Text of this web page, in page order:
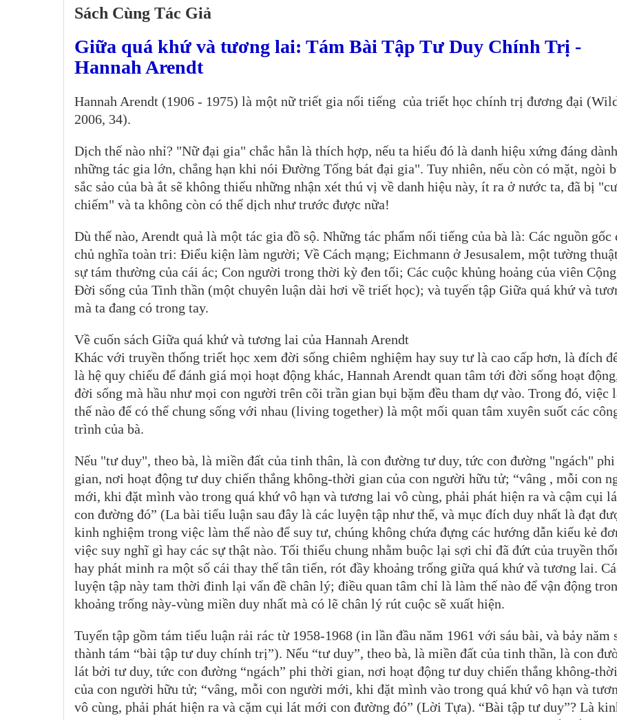
Sách Cùng Tác Giả
Giữa quá khứ và tương lai: Tám Bài Tập Tư Duy Chính Trị -
Hannah Arendt
Hannah Arendt (1906 - 1975) là một nữ triết gia nổi tiếng của triết học chính trị đương đại
2006, 34).
Dịch thế nào nhỉ? "Nữ đại gia" chắc hẳn là thích hợp, nếu ta hiểu đó là danh hiệu xứng đáng
những tác gia lớn, chẳng hạn khi nói Đường Tống bát đại gia". Tuy nhiên, nếu còn có mặt, ngòi
sắc sảo của bà ắt sẽ không thiếu những nhận xét thú vị về danh hiệu này, ít ra ở nước ta, đã bị
chiếm" và ta không còn có thể dịch như trước được nữa!
Dù thế nào, Arendt quả là một tác gia đồ sộ. Những tác phẩm nổi tiếng của bà là: Các nguồn gốc
chủ nghĩa toàn tri: Điểu kiện làm người; Về Cách mạng; Eichmann ở Jesusalem, một tường
sự tám thường của cái ác; Con người trong thời kỳ đen tối; Các cuộc khủng hoảng của viên
Đời sống của Tinh thần (một chuyên luận dài hơi về triết học); và tuyển tập Giữa quá khứ và
mà ta đang có trong tay.
Về cuốn sách Giữa quá khứ và tương lai của Hannah Arendt
Khác với truyền thống triết học xem đời sống chiêm nghiệm hay suy tư là cao cấp hơn, là đích
là hệ quy chiếu để đánh giá mọi hoạt động khác, Hannah Arendt quan tâm tới đời sống hoạt
đời sống mà hầu như mọi con người trên cõi trần gian bụi bặm đều tham dự vào. Trong đó, việc
thế nào để có thể chung sống với nhau (living together) là một mối quan tâm xuyên suốt các
trình của bà.
Nếu "tư duy", theo bà, là miền đất của tinh thân, là con đường tư duy, tức con đường "ngách"
gian, nơi hoạt động tư duy chiến thắng không-thời gian của con người hữu tử; “vâng , mỗi con
mới, khi đặt mình vào trong quá khứ vô hạn và tương lai vô cùng, phải phát hiện ra và cậm cụi
con đường đó” (La bài tiểu luận sau đây là các luyện tập như thế, và mục đích duy nhất là đạt
kinh nghiệm trong việc làm thế nào để suy tư, chúng không chứa đựng các hướng dẫn kiểu kẻ
việc suy nghĩ gì hay các sự thật nào. Tối thiểu chung nhằm buộc lại sợi chỉ đã đứt của truyền
hay phát minh ra một số cái thay thế tân tiến, rót đầy khoảng trống giữa quá khứ và tương lai.
luyện tập này tam thời đinh lại vấn đề chân lý; điều quan tâm chỉ là làm thế nào để vận động
khoảng trống này-vùng miền duy nhất mà có lẽ chân lý rút cuộc sẽ xuất hiện.
Tuyển tập gồm tám tiểu luận rải rác từ 1958-1968 (in lần đầu năm 1961 với sáu bài, và bảy năm
thành tám “bài tập tư duy chính trị”). Nếu “tư duy”, theo bà, là miền đất của tinh thần, là con
lát bởi tư duy, tức con đường “ngách” phi thời gian, nơi hoạt động tư duy chiến thắng không-
của con người hữu tử; “vâng, mỗi con người mới, khi đặt mình vào trong quá khứ vô hạn và
vô cùng, phải phát hiện ra và cặm cụi lát mới con đường đó” (Lời Tựa). “Bài tập tư duy”? Là